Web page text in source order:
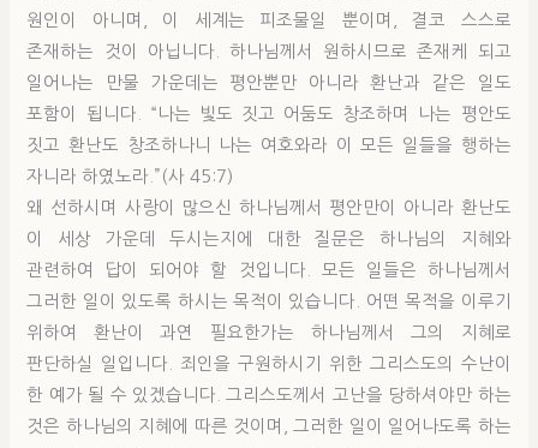
원인이 아니며, 이 세계는 피조물일 뿐이며, 결코 스스로
존재하는 것이 아닙니다. 하나님께서 원하시므로 존재케 되고
일어나는 만물 가운데는 평안뿐만 아니라 환난과 같은 일도
포함이 됩니다. “나는 빛도 짓고 어둠도 창조하며 나는 평안도
짓고 환난도 창조하나니 나는 여호와라 이 모든 일들을 행하는
자니라 하였노라.”(사 45:7)
왜 선하시며 사랑이 많으신 하나님께서 평안만이 아니라 환난도
이 세상 가운데 두시는지에 대한 질문은 하나님의 지혜와
관련하여 답이 되어야 할 것입니다. 모든 일들은 하나님께서
그러한 일이 있도록 하시는 목적이 있습니다. 어떤 목적을 이루기
위하여 환난이 과연 필요한가는 하나님께서 그의 지혜로
판단하실 일입니다. 죄인을 구원하시기 위한 그리스도의 수난이
한 예가 될 수 있겠습니다. 그리스도께서 고난을 당하셔야만 하는
것은 하나님의 지혜에 따른 것이며, 그러한 일이 일어나도록 하는